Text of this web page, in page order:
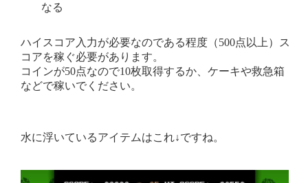
なる
ハイスコア入力が必要なのである程度（500点以上）ス
コアを稼ぐ必要があります。
コインが50点なので10枚取得するか、ケーキや救急箱
などで稼いでください。
水に浮いているアイテムはこれ↓ですね。